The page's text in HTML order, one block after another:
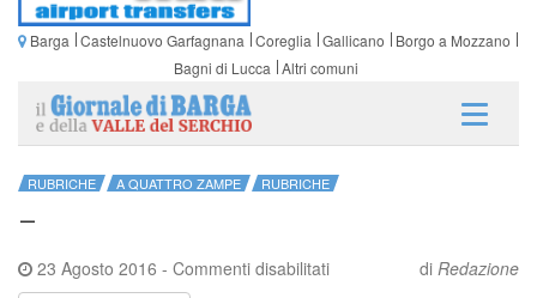
Barga Castelnuovo Garfagnana Coreglia Gallicano
Borgo a Mozzano
Bagni di Lucca Altri comuni
RUBRICHE A QUATTRO ZAMPE RUBRICHE
–
23 Agosto 2016 - Commenti disabilitatisu
di Redazione